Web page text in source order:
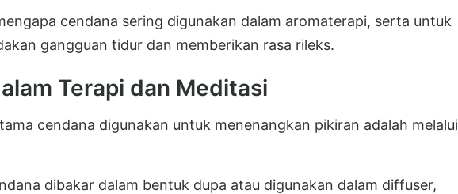
cendana sering digunakan dalam aromaterapi, serta untuk
gangguan tidur dan memberikan rasa rileks.
Terapi dan Meditasi
cendana digunakan untuk menenangkan pikiran adalah melalui
dibakar dalam bentuk dupa atau digunakan dalam diffuser,